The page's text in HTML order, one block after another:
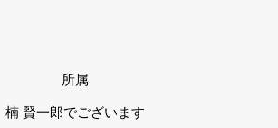
所属
楠 賢一郎でございます